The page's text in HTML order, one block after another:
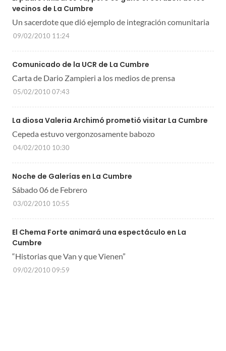
vecinos de La Cumbre
Un sacerdote que dió ejemplo de integración comunitaria
09/02/2010 11:24
Comunicado de la UCR de La Cumbre
Carta de Dario Zampieri a los medios de prensa
05/02/2010 07:43
La diosa Valeria Archimó prometió visitar La Cumbre
Cepeda estuvo vergonzosamente babozo
04/02/2010 10:30
Noche de Galerías en La Cumbre
Sábado 06 de Febrero
03/02/2010 10:55
El Chema Forte animará una espectáculo en La
Cumbre
“Historias que Van y que Vienen”
09/02/2010 09:59